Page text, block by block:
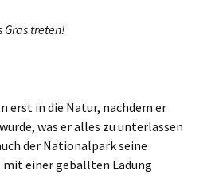
Gras treten!
erst in die Natur, nachdem er
was er alles zu unterlassen
der Nationalpark seine
mit einer geballten Ladung